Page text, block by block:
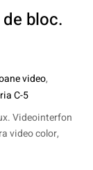
bloc.
video,
C-5
Videointerfon
video color,